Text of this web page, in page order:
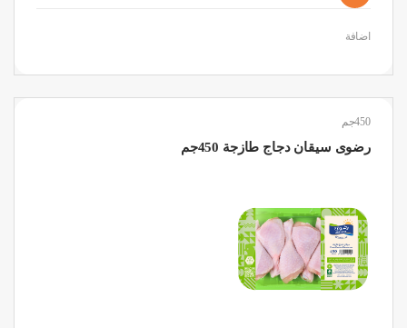
اضافة
450جم
رضوى سيقان دجاج طازجة 450جم